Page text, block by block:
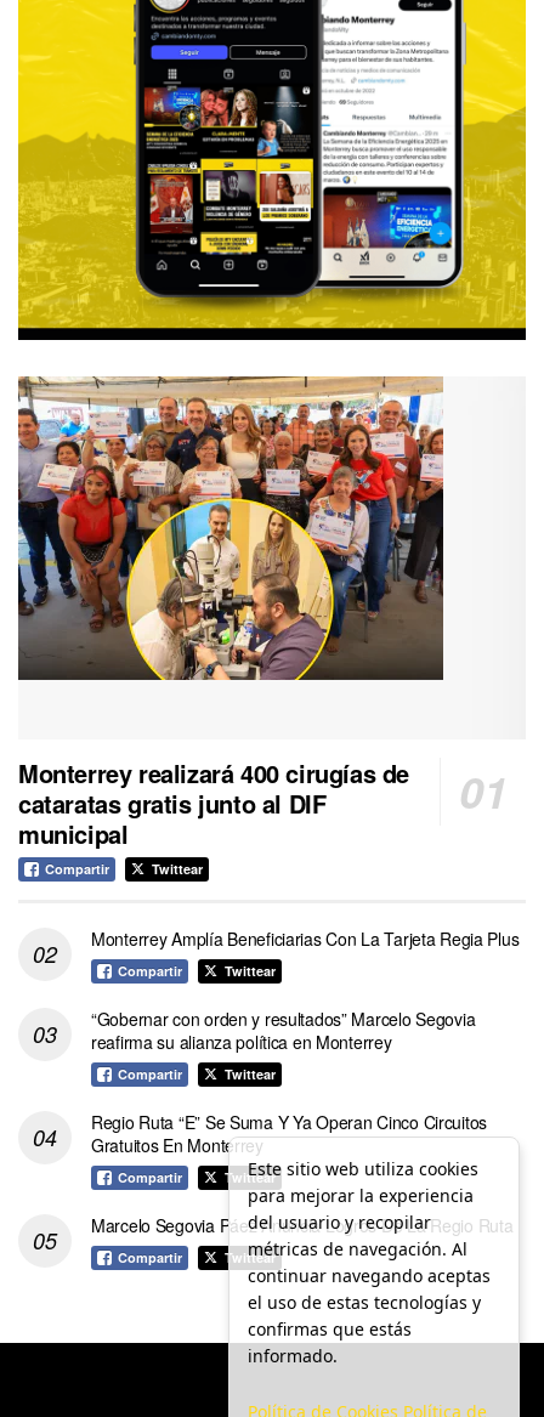
Monterrey realizará 400 cirugías de
cataratas gratis junto al DIF
municipal
Compartir Twittear
Monterrey Amplía Beneficiarias Con La Tarjeta Regia Plus
Compartir Twittear
“Gobernar con orden y resultados” Marcelo Segovia
reafirma su alianza política en Monterrey
Compartir Twittear
Regio Ruta “E” Se Suma Y Ya Operan Cinco Circuitos
Gratuitos En Monterrey
Compartir Twittear
Marcelo Segovia Páez Anuncia Logros De La Regio Ruta
Compartir Twittear
Este sitio web utiliza cookies
para mejorar la experiencia
del usuario y recopilar
métricas de navegación. Al
continuar navegando aceptas
el uso de estas tecnologías y
confirmas que estás
informado.
Política de Cookies Política de